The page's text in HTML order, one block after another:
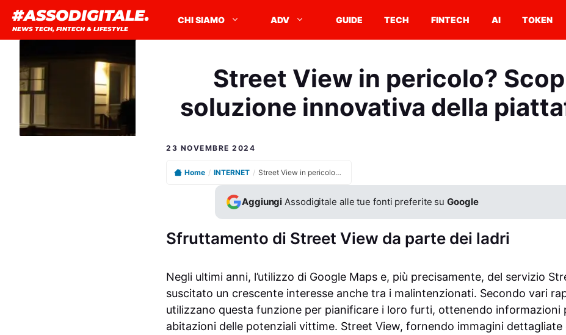
contenuto
#ASSODIGITALE.
NEWS TECH, FINTECH & LIFESTYLE
CHI SIAMO ADV GUIDE TECH FINTECH AI TOKEN
Street View in pericolo?
soluzione innovativa della
23 NOVEMBRE 2024
Home / INTERNET / Street View in pericolo? Scopri la soluzione innovativa della piattaforma!
Aggiungi Assodigitale alle tue fonti preferite suGoogle
Sfruttamento di Street View da parte dei ladri
Negli ultimi anni, l’utilizzo di Google Maps e, più precisamente, del servizio
suscitato un crescente interesse anche tra i malintenzionati. Secondo vari
utilizzano questa funzione per pianificare i loro furti, ottenendo informazioni
abitazioni delle potenziali vittime. Street View, fornendo immagini